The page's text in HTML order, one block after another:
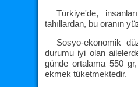
Türkiye'de,
tahıllardan, bu oranın
Sosyo-ekonomik
durumu iyi olan
günde ortalama 550
ekmek tüketmektedir.